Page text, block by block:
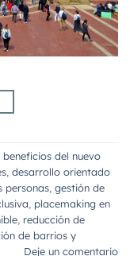
beneficios del nuevo
desarrollo orientado
personas gestión de
placemaking en
reducción de
de barrios y
Deje un comentario